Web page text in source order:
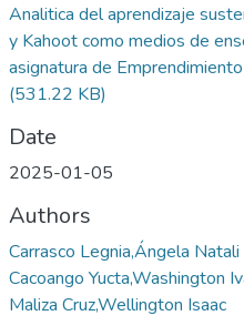
Analitica del aprendizaje
y Kahoot como medios de
asignatura de
(531.22 KB)
Date
2025-01-05
Authors
Carrasco Legnia,Ángela Natali
Cacoango Yucta,Washington
Maliza Cruz,Wellington Isaac